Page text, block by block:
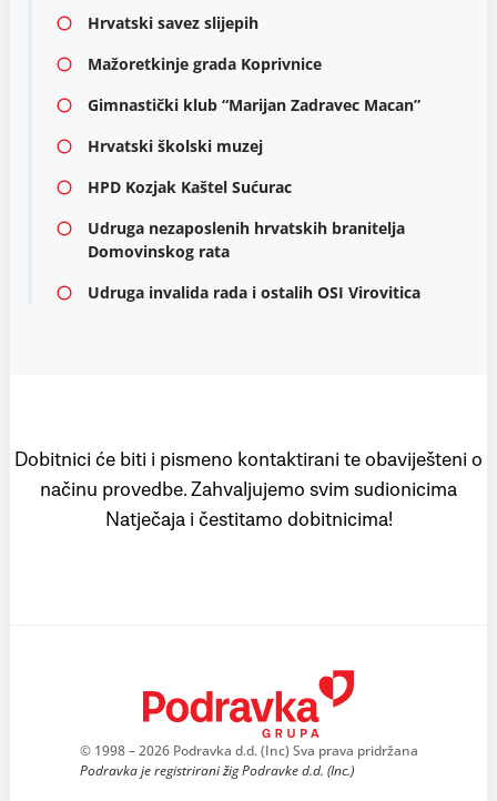
Hrvatski savez slijepih
Mažoretkinje grada Koprivnice
Gimnastički klub “Marijan Zadravec Macan”
Hrvatski školski muzej
HPD Kozjak Kaštel Sućurac
Udruga nezaposlenih hrvatskih branitelja
Domovinskog rata
Udruga invalida rada i ostalih OSI Virovitica
Dobitnici će biti i pismeno kontaktirani te obaviješteni o
načinu provedbe. Zahvaljujemo svim sudionicima
Natječaja i čestitamo dobitnicima!
© 1998 – 2026 Podravka d.d. (Inc) Sva prava pridržana
Podravka je registrirani žig Podravke d.d. (Inc.)